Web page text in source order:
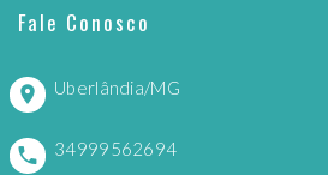
Fale Conosco
Uberlândia/MG
34999562694